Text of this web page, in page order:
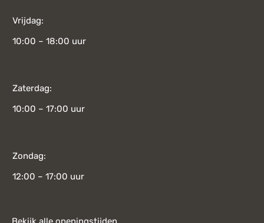
Vrijdag:
10:00 – 18:00 uur
Zaterdag:
10:00 – 17:00 uur
Zondag:
12:00 – 17:00 uur